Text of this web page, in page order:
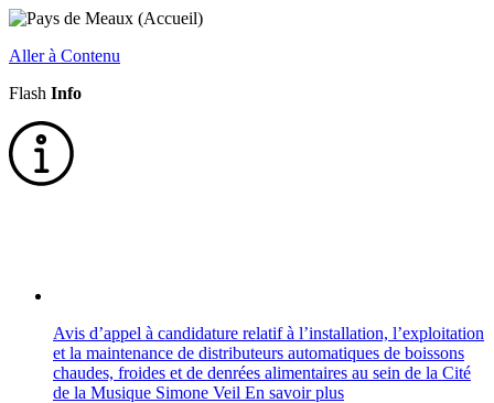
Aller à Contenu
Flash Info
Avis d’appel à candidature relatif à l’installation, l’exploitation
et la maintenance de distributeurs automatiques de boissons
chaudes, froides et de denrées alimentaires au sein de la Cité
de la Musique Simone Veil En savoir plus